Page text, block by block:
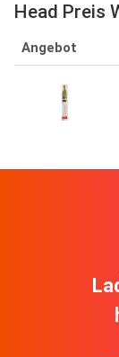
Head Preis
Angebot